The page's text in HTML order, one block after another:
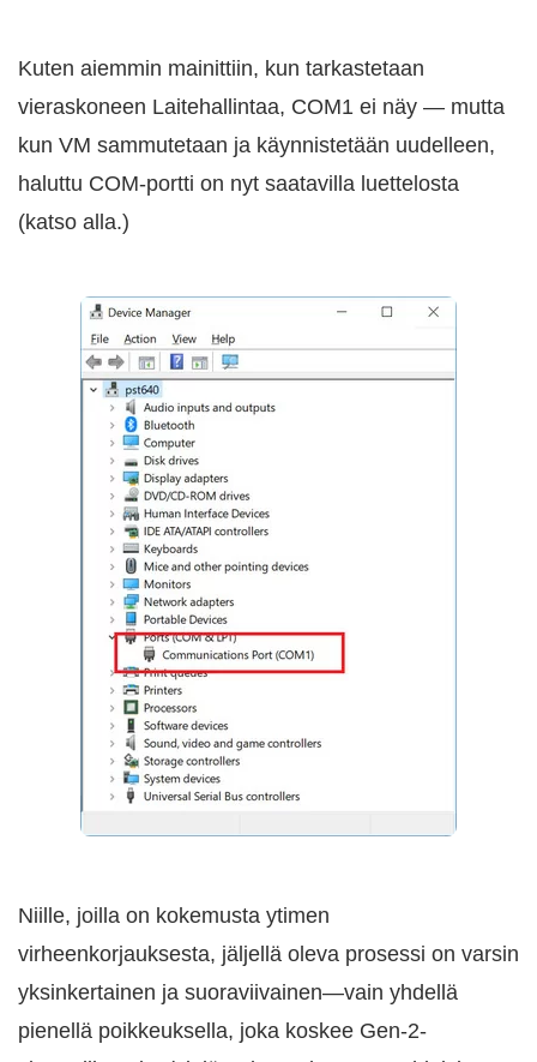
Kuten aiemmin mainittiin, kun tarkastetaan
vieraskoneen Laitehallintaa, COM1 ei näy — mutta
kun VM sammutetaan ja käynnistetään uudelleen,
haluttu COM-portti on nyt saatavilla luettelosta
(katso alla.)
Niille, joilla on kokemusta ytimen
virheenkorjauksesta, jäljellä oleva prosessi on varsin
yksinkertainen ja suoraviivainen—vain yhdellä
pienellä poikkeuksella, joka koskee Gen-2-